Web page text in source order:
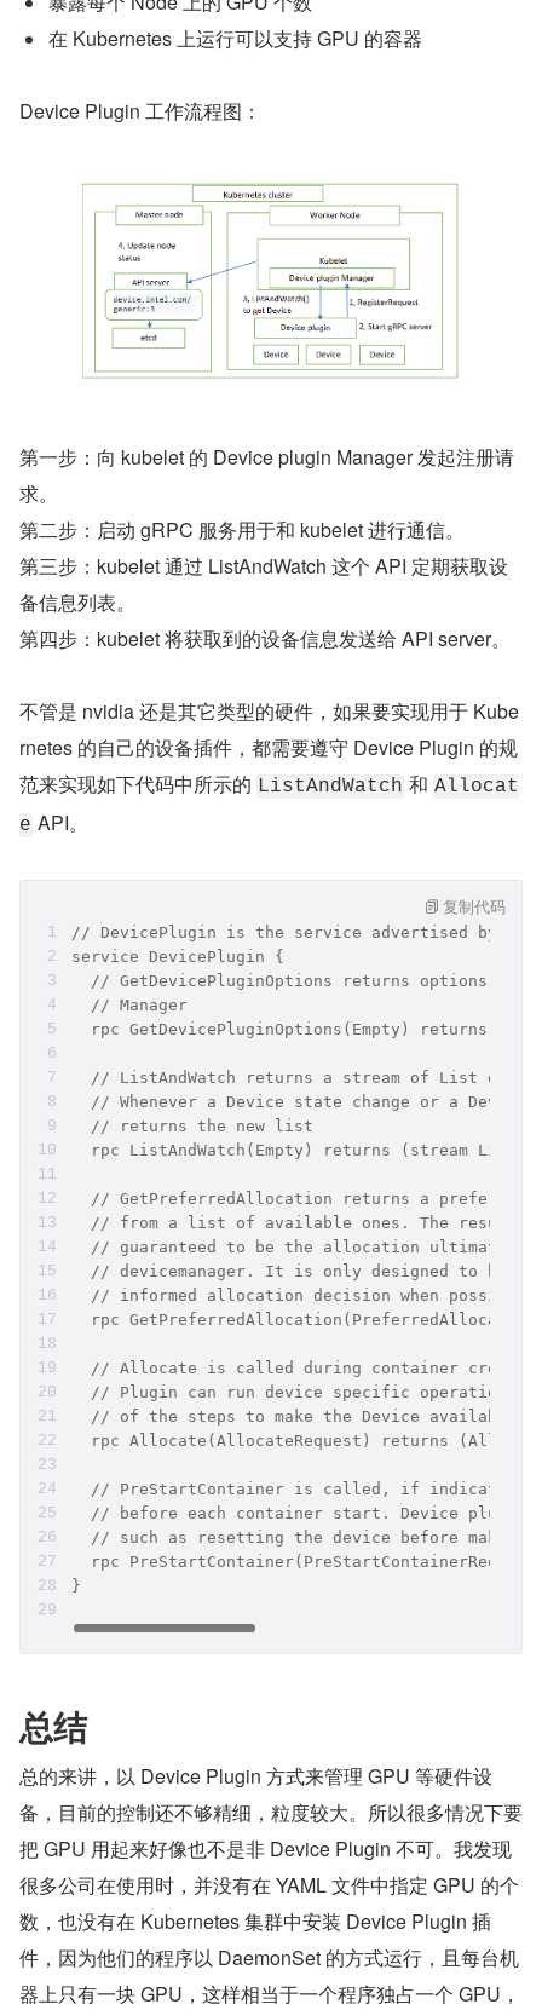
在 Kubernetes 上运行可以支持 GPU 的容器
Device Plugin 工作流程图：
第一步：向 kubelet 的 Device plugin Manager 发起注册请
求。
第二步：启动 gRPC 服务用于和 kubelet 进行通信。
第三步：kubelet 通过 ListAndWatch 这个 API 定期获取设
备信息列表。
第四步：kubelet 将获取到的设备信息发送给 API server。
不管是 nvidia 还是其它类型的硬件，如果要实现用于 Kube
rnetes 的自己的设备插件，都需要遵守 Device Plugin 的规
范来实现如下代码中所示的 ListAndWatch 和 Allocat
e API。
// DevicePlugin is the service advertised by
service DevicePlugin {
// GetDevicePluginOptions returns options to
  // Manager
rpc GetDevicePluginOptions(Empty) returns
// ListAndWatch returns a stream of List of
// Whenever a Device state change or a Device
  // returns the new list
rpc ListAndWatch(Empty) returns (stream
// GetPreferredAllocation returns a preferred
// from a list of available ones. The
// guaranteed to be the allocation ultimately
// devicemanager. It is only designed to help
  // informed allocation decision when possible.
rpc
// Allocate is called during container
// Plugin can run device specific operations
// of the steps to make the Device available
rpc Allocate(AllocateRequest) returns
// PreStartContainer is called, if indicated
// before each container start. Device plugin
// such as resetting the device before making
rpc
}
复制代码
总结
总的来讲，以 Device Plugin 方式来管理 GPU 等硬件设
备，目前的控制还不够精细，粒度较大。所以很多情况下要
把 GPU 用起来好像也不是非 Device Plugin 不可。我发现
很多公司在使用时，并没有在 YAML 文件中指定 GPU 的个
数，也没有在 Kubernetes 集群中安装 Device Plugin 插
件，因为他们的程序以 DaemonSet 的方式运行，且每台机
器上只有一块 GPU，这样相当于一个程序独占一个 GPU，